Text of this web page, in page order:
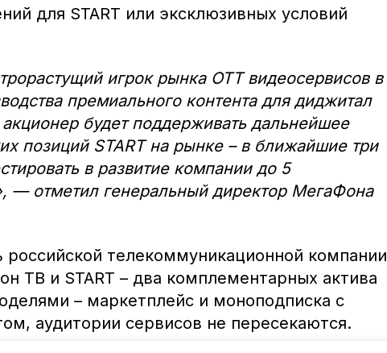
для START или эксклюзивных условий
игрок рынка OTT видеосервисов в
премиального контента для диджитал
будет поддерживать дальнейшее
позиций START на рынке – в ближайшие три
в развитие компании до 5
— отметил генеральный директор МегаФона
российской телекоммуникационной компании
ТВ и START – два комплементарных актива
– маркетплейс и моноподписка с
аудитории сервисов не пересекаются.